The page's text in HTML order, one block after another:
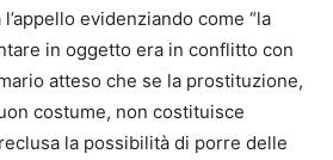
evidenziando come “la
in oggetto era in conflitto con
atteso che se la prostituzione,
costume, non costituisce
la possibilità di porre delle